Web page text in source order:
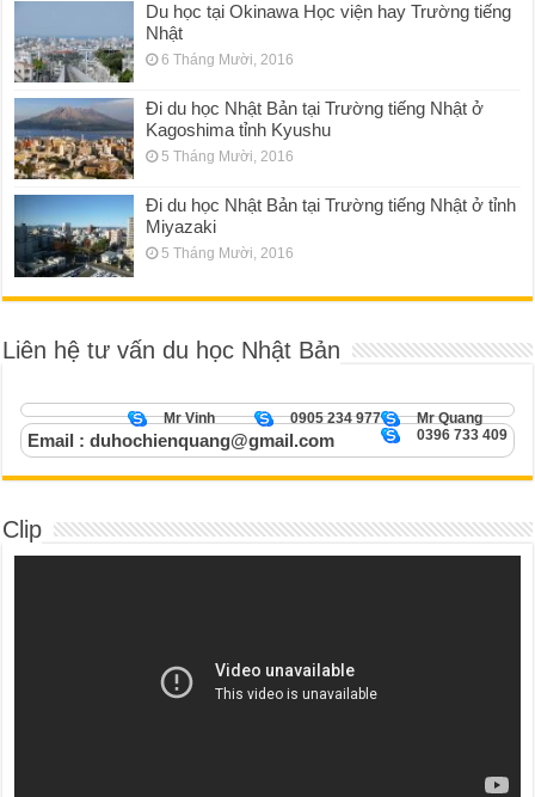
Du học tại Okinawa Học viện hay Trường tiếng
Nhật
6 Tháng Mười, 2016
Đi du học Nhật Bản tại Trường tiếng Nhật ở
Kagoshima tỉnh Kyushu
5 Tháng Mười, 2016
Đi du học Nhật Bản tại Trường tiếng Nhật ở tỉnh
Miyazaki
5 Tháng Mười, 2016
Liên hệ tư vấn du học Nhật Bản
Mr Quang
0905 234 977
Mr Vinh
0396 733 409
Email : duhochienquang@gmail.com
Clip